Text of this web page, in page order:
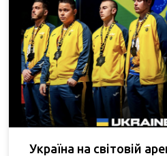
Україна на світовій